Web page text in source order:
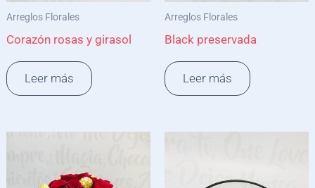
Arreglos Florales
Corazón rosas y girasol
Leer más
Arreglos Florales
Black preservada
Leer más